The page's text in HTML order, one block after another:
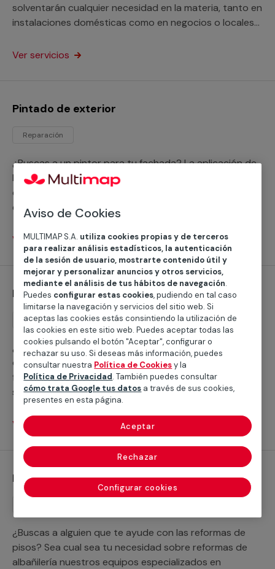
solventarán cualquier necesidad en la materia, tanto en
instalaciones domésticas como en negocios o locales
Ver servicios
Pintado de exterior
Reparación
¿Buscas a un pintor para tu fachada? La aplicación de
la pintura de fachadas exige a especialistas. En nuestro
catálogo de servicios profesionales encontrarás a
expertos en pintura exterior de cualquier tipo de
Ver servicios
Reemplazo de bañera por ducha
Reemplazo
¿Estás pensando en cambiar tu bañera por una
ducha? En MULTIMAP disponemos de una red de
fontaneros profesionales expertos en este tipo de
servicios.
Ver servicios
Reformas de albañilería
¿Buscas a alguien que te ayude con las reformas de
pisos? Sea cual sea tu necesidad sobre reformas de
albañilería nuestros equipos especializados en
Aviso de Cookies
MULTIMAP S.A. utiliza cookies propias y de terceros
para realizar análisis estadísticos, la autenticación
de la sesión de usuario, mostrarte contenido útil y
mejorar y personalizar anuncios y otros servicios,
mediante el análisis de tus hábitos de navegación.
Puedes configurar estas cookies, pudiendo en tal caso
limitarse la navegación y servicios del sitio web. Si
aceptas las cookies estás consintiendo la utilización de
las cookies en este sitio web. Puedes aceptar todas las
cookies pulsando el botón "Aceptar", configurar o
rechazar su uso. Si deseas más información, puedes
consultar nuestra Política de Cookiesy la
Política de Privacidad. También puedes consultar
cómo trata Google tus datos a través de sus cookies,
presentes en esta página.
Configurar cookies
Rechazar
Aceptar